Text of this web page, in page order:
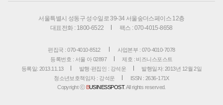
서울특별시 성동구 성수일로 39-34 서울숲더스페이스 12층
대표전화 : 1800-6522
팩스 : 070-4015-8658
편집국 : 070-4010-8512
사업본부 : 070-4010-7078
등록번호 : 서울 아 02897
제호 : 비즈니스포스트
등록일: 2013.11.13
발행·편집인 : 강석운
발행일자: 2013년 12월 2일
청소년보호책임자 : 강석운
ISSN : 2636-171X
Copyright ⓒ BUSINESSPOST. All rights reserved.